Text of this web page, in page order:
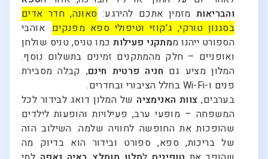
והבריאותמזמין אתכם להירגע: סאונה, חדר אדים
בסגנון טורקי, ג'קוזי וטיפולי ספא מפנקים. אוהבי
הספורט ייהנו ממתקני פעילותכמו טניס, טניס שולחן
ואופניים – חלק מהמתקנים זמינים בתשלום נוסף.
המלון מציע גם חניה פרטית חינם, קבלה מסבירת
פנים ו-Wi-Fi בחלל הציבורי ובחדרים.
בערבים, צוות האנימציה של המלון דואג לבידור לכל
המשפחה – מופעי ערב, פעילויות והופעות לילדים
שהופכות את החופשה לחוויה שלמה. השילוב הזה
של בריכות, ספא, ספורט ובידור הוא בדיוק מה